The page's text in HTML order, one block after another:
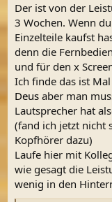
Der ist von der
3 Wochen. Wenn
Einzelteile kaufst
denn die
und für den x
Ich finde das ist
Deus aber man
Lautsprecher hat
(fand ich jetzt nicht
Kopfhörer dazu)
Laufe hier mit
wie gesagt die
wenig in den